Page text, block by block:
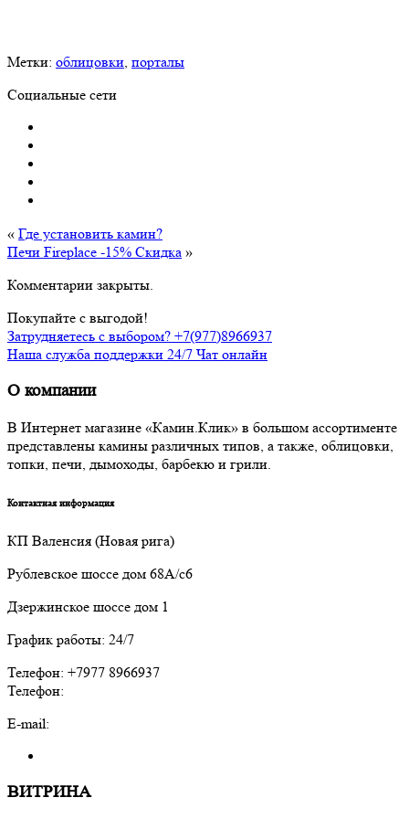
Метки: облицовки, порталы
Социальные сети
« Где установить камин?
Печи Fireplace -15% Скидка »
Комментарии закрыты.
Покупайте с выгодой!
Затрудняетесь с выбором? +7(977)8966937
Наша служба поддержки 24/7 Чат онлайн
О компании
В Интернет магазине «Камин.Клик» в большом ассортименте
представлены камины различных типов, а также, облицовки,
топки, печи, дымоходы, барбекю и грили.
Контактная информация
КП Валенсия (Новая рига)
Рублевское шоссе дом 68А/с6
Дзержинское шоссе дом 1
График работы: 24/7
Телефон: +7977 8966937
Телефон:
E-mail:
ВИТРИНА